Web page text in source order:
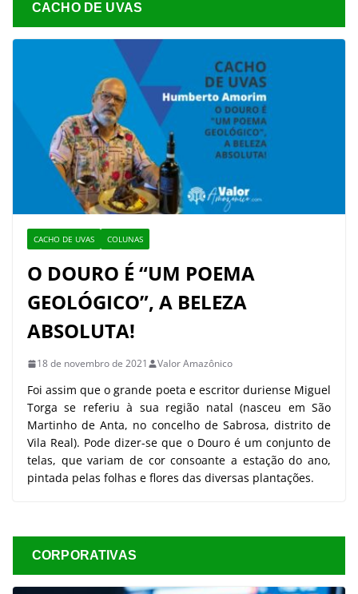
CACHO DE UVAS
CACHO DE UVAS COLUNAS
O DOURO É “UM POEMA
GEOLÓGICO”, A BELEZA
ABSOLUTA!
18 de novembro de 2021 Valor Amazônico
Foi assim que o grande poeta e escritor duriense Miguel
Torga se referiu à sua região natal (nasceu em São
Martinho de Anta, no concelho de Sabrosa, distrito de
Vila Real). Pode dizer-se que o Douro é um conjunto de
telas, que variam de cor consoante a estação do ano,
pintada pelas folhas e flores das diversas plantações.
CORPORATIVAS